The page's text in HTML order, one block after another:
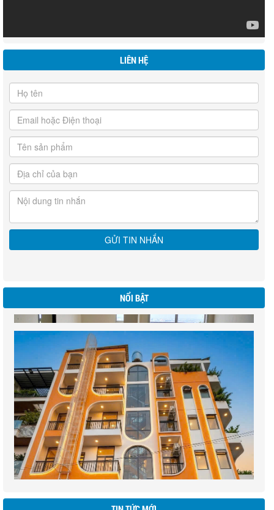
LIÊN HỆ
NỔI BẬT
BIỆT THƯ WESTLAKES GOLE & VILLAS - ĐỨC HOÀ
LONG AN
khu Biệt thư liền kề ngay sân gol Đức Hoà Long An ( DT 200ha)
CÁCH XÁC ĐỊNH HƯỚNG CỬA CHÍNH CỦA CĂN HỘ
CHUNG CƯ
Khi quyết định mua một căn hộ chung cư làm nơi ở thì ngoài việc quan tâm
THỦY ĐỂ ĐÓN TÀI LỘC